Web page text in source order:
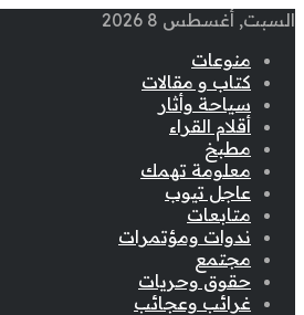
السبت, أغسطس 8 2026
منوعات
كتاب و مقالات
سياحة وأثار
أقلام القراء
مطبخ
معلومة تهمك
عاجل تيوب
متابعات
ندوات ومؤتمرات
مجتمع
حقوق وحريات
غرائب وعجائب